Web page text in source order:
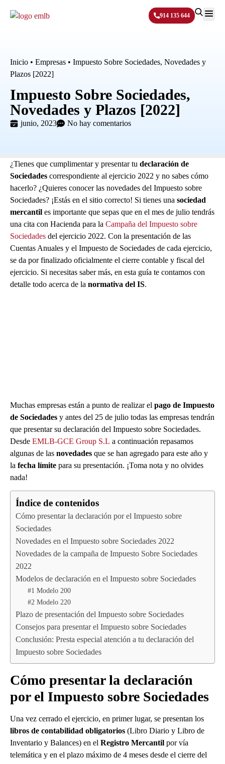
914 135 644
Inicio • Empresas • Impuesto Sobre Sociedades, Novedades y
Plazos [2022]
Impuesto Sobre Sociedades,
Novedades y Plazos [2022]
junio, 2023 No hay comentarios
¿Tienes que cumplimentar y presentar tu declaración de
Sociedades correspondiente al ejercicio 2022 y no sabes cómo
hacerlo? ¿Quieres conocer las novedades del Impuesto sobre
Sociedades? ¡Estás en el sitio correcto! Si tienes una sociedad
mercantil es importante que sepas que en el mes de julio tendrás
una cita con Hacienda para la Campaña del Impuesto sobre
Sociedades del ejercicio 2022. Con la presentación de las
Cuentas Anuales y el Impuesto de Sociedades de cada ejercicio,
se da por finalizado oficialmente el cierre contable y fiscal del
ejercicio. Si necesitas saber más, en esta guía te contamos con
detalle todo acerca de la normativa del IS.
Muchas empresas están a punto de realizar el pago de Impuesto
de Sociedades y antes del 25 de julio todas las empresas tendrán
que presentar su declaración del Impuesto sobre Sociedades.
Desde EMLB-GCE Group S.L a continuación repasamos
algunas de las novedades que se han agregado para este año y
la fecha límite para su presentación. ¡Toma nota y no olvides
nada!
Índice de contenidos
Cómo presentar la declaración por el Impuesto sobre
Sociedades
Novedades en el Impuesto sobre Sociedades 2022
Novedades de la campaña de Impuesto Sobre Sociedades
2022
Modelos de declaración en el Impuesto sobre Sociedades
#1 Modelo 200
#2 Modelo 220
Plazo de presentación del Impuesto sobre Sociedades
Consejos para presentar el Impuesto sobre Sociedades
Conclusión: Presta especial atención a tu declaración del
Impuesto sobre Sociedades
Cómo presentar la declaración
por el Impuesto sobre Sociedades
Una vez cerrado el ejercicio, en primer lugar, se presentan los
libros de contabilidad obligatorios (Libro Diario y Libro de
Inventario y Balances) en el Registro Mercantil por vía
telemática y en el plazo máximo de 4 meses desde el cierre del